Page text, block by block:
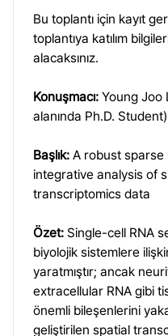
Bu toplantı için kayıt
toplantıya katılım
alacaksınız.
Konuşmacı: Young Joo
alanında Ph.D. Student)
Başlık: A robust
integrative analysis of
transcriptomics data
Özet: Single-cell RNA
biyolojik sistemlere
yaratmıştır; ancak
extracellular RNA gibi
önemli bileşenlerini
geliştirilen spatial